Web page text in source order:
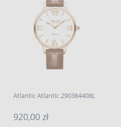
Atlantic Atlantic 290384408L
920,00 zł